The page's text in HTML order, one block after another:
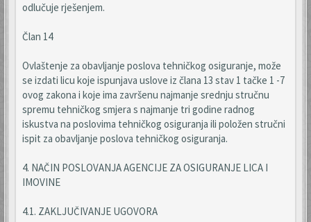
odlučuje rješenjem.
Član 14
Ovlaštenje za obavljanje poslova tehničkog osiguranje, može
se izdati licu koje ispunjava uslove iz člana 13 stav 1 tačke 1 -7
ovog zakona i koje ima završenu najmanje srednju stručnu
spremu tehničkog smjera s najmanje tri godine radnog
iskustva na poslovima tehničkog osiguranja ili položen stručni
ispit za obavljanje poslova tehničkog osiguranja.
4. NAČIN POSLOVANJA AGENCIJE ZA OSIGURANJE LICA I
IMOVINE
4.1. ZAKLJUČIVANJE UGOVORA